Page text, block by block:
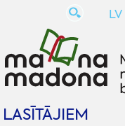
LV
LASĪTĀJIEM